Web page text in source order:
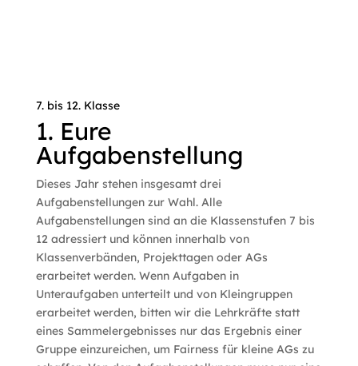
7. bis 12. Klasse
1. Eure
Aufgabenstellung
Dieses Jahr stehen insgesamt drei
Aufgabenstellungen zur Wahl. Alle
Aufgabenstellungen sind an die Klassenstufen 7 bis
12 adressiert und können innerhalb von
Klassenverbänden, Projekttagen oder AGs
erarbeitet werden. Wenn Aufgaben in
Unteraufgaben unterteilt und von Kleingruppen
erarbeitet werden, bitten wir die Lehrkräfte statt
eines Sammelergebnisses nur das Ergebnis einer
Gruppe einzureichen, um Fairness für kleine AGs zu